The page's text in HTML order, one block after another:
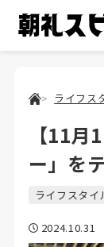
ライフス
【11
ー」を
ライフスタイ
2024.10.31